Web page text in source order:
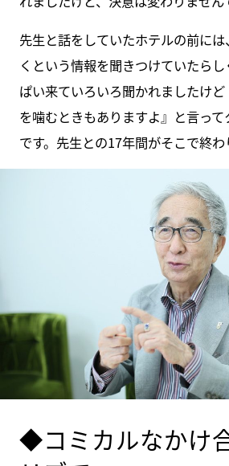
先生と話をしていたホテルの前に
くという情報を聞きつけていたら
ぱい来ていろいろ聞かれましたけ
を噛むときもありますよ』と言っ
です。先生との17年間がそこで終わ
◆コミカルなかけ